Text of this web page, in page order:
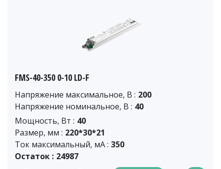
FMS-40-350 0-10 LD-F
Напряжение максимальное, В : 200
Напряжение номинальное, В : 40
Мощность, Вт : 40
Размер, мм : 220*30*21
Ток максимальный, мА : 350
Остаток : 24987